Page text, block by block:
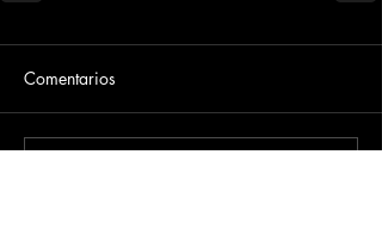
Comentarios